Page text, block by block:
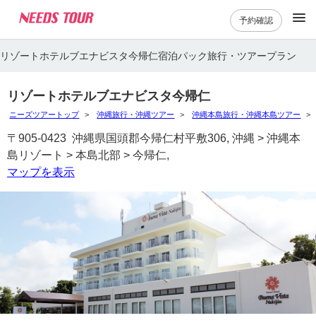
予約確認
リゾートホテルブエナビスタ今帰仁宿泊パック旅行・ツアープラン
リゾートホテルブエナビスタ今帰仁
ニーズツアートップ 沖縄旅行・沖縄ツアー 沖縄本島旅行・沖縄本島ツアー
〒905-0423 沖縄県国頭郡今帰仁村平敷306, 沖縄 > 沖縄本
島リゾート > 本島北部 > 今帰仁,
マップを表示